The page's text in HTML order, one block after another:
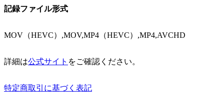
記録ファイル形式
MOV（HEVC）,MOV,MP4（HEVC）,MP4,AVCHD
詳細は公式サイト をご確認ください。
特定商取引に基づく表記